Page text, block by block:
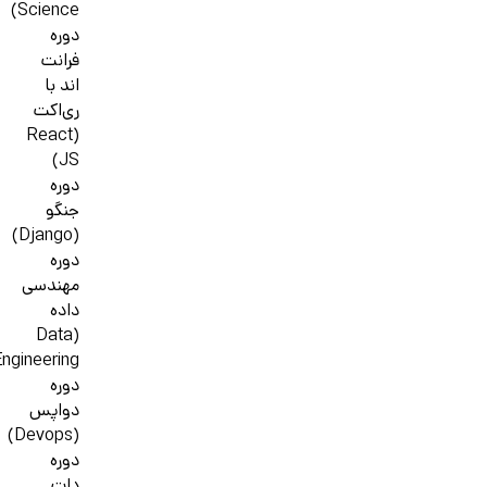
Science)
دوره
فرانت
اند با
ری‌اکت
(React
JS)
دوره
جنگو
(Django)
دوره
مهندسی
داده
(Data
دوره
دواپس
(Devops)
دوره